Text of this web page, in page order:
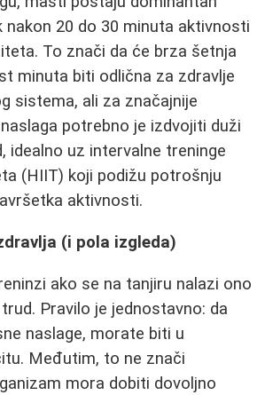
nakon 20 do 30 minuta aktivnosti
To znači da će brza šetnja
minuta biti odlična za zdravlje
sistema, ali za značajnije
potrebno je izdvojiti duži
idealno uz intervalne treninge
(HIIT) koji podižu potrošnju
aktivnosti.
(i pola izgleda)
ako se na tanjiru nalazi ono
Pravilo je jednostavno: da
naslage, morate biti u
Međutim, to ne znači
mora dobiti dovoljno